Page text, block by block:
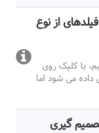
از نوع
با کلیک روی
داده می شود اما
گیری